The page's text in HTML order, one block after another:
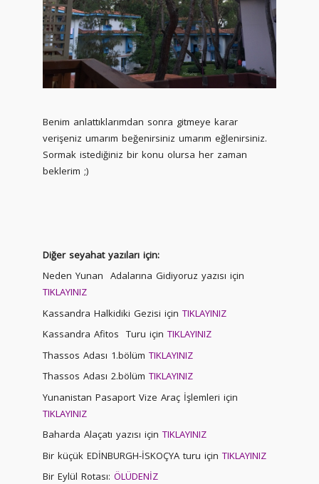
Benim anlattıklarımdan sonra gitmeye karar
verişeniz umarım beğenirsiniz umarım eğlenirsiniz.
Sormak istediğiniz bir konu olursa her zaman
beklerim ;)
Diğer seyahat yazıları için:
Neden Yunan Adalarına Gidiyoruz yazısı için
TIKLAYINIZ
Kassandra Halkidiki Gezisi için TIKLAYINIZ
Kassandra Afitos Turu için TIKLAYINIZ
Thassos Adası 1.bölüm TIKLAYINIZ
Thassos Adası 2.bölüm TIKLAYINIZ
Yunanistan Pasaport Vize Araç İşlemleri için
TIKLAYINIZ
Baharda Alaçatı yazısı için TIKLAYINIZ
Bir küçük EDİNBURGH-İSKOÇYA turu için TIKLAYINIZ
Bir Eylül Rotası: ÖLÜDENİZ